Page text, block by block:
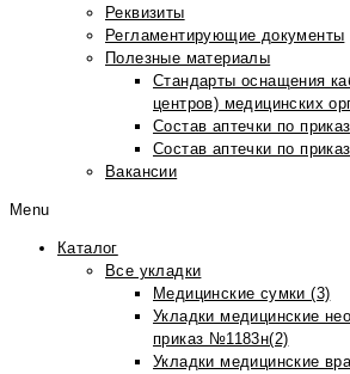
Реквизиты
Регламентирующие документы
Полезные материалы
Стандарты оснащения
центров) медицинских
Состав аптечки по
Состав аптечки по
Вакансии
Menu
Каталог
Все укладки
Медицинские сумки (3)
Укладки медицинские
приказ №1183н(2)
Укладки медицинские